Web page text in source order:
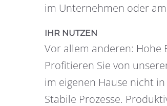
im Unternehmen oder
IHR NUTZEN
Vor allem anderen: Hohe
Profitieren Sie von
im eigenen Hause nicht
Stabile Prozesse.